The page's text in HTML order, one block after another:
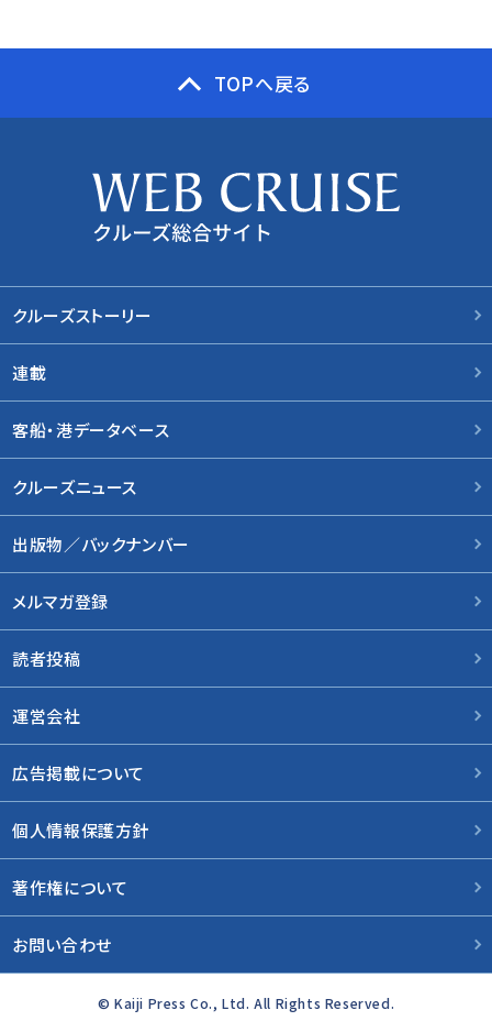
TOPへ戻る
クルーズストーリー
連載
客船・港データベース
クルーズニュース
出版物／バックナンバー
メルマガ登録
読者投稿
運営会社
広告掲載について
個人情報保護方針
著作権について
お問い合わせ
© Kaiji Press Co., Ltd. All Rights Reserved.